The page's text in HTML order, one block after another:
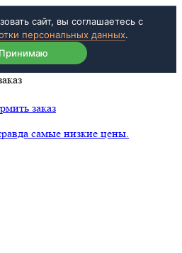
сайт, вы соглашаетесь с
персональных данных.
Принимаю
заказ
самые низкие цены.